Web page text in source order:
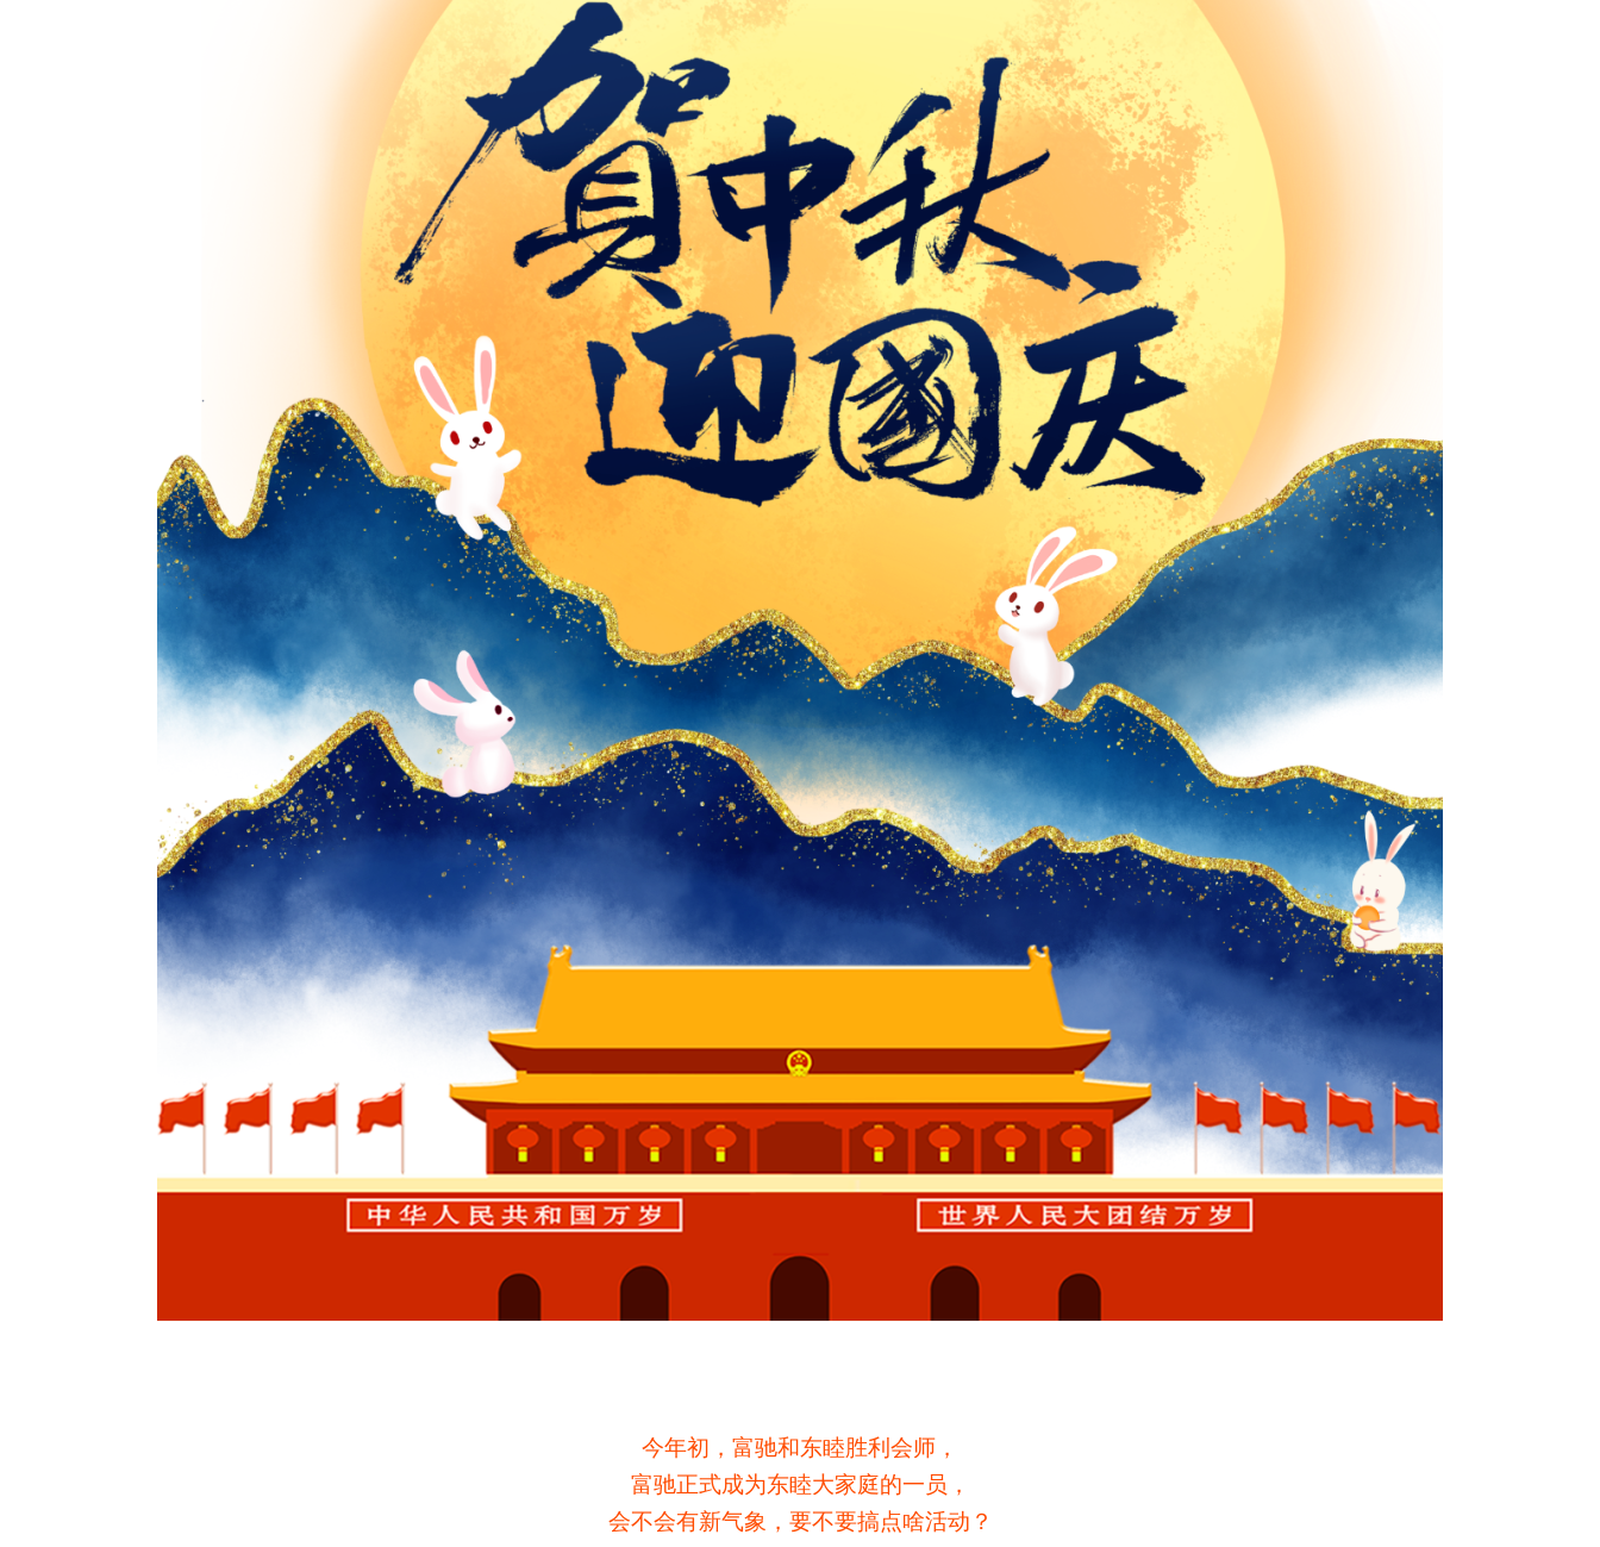
今年初，富驰和东睦胜利会师，
富驰正式成为东睦大家庭的一员，
会不会有新气象，要不要搞点啥活动？